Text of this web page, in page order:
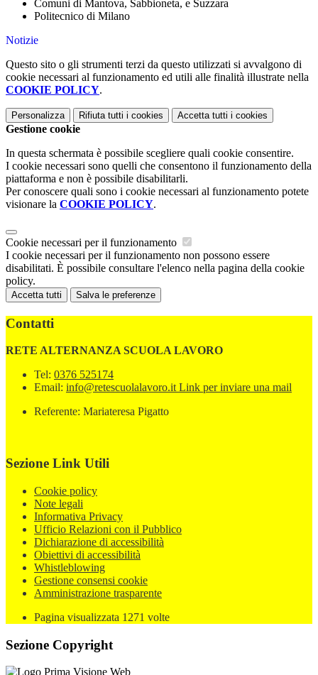
Comuni di Mantova, Sabbioneta, e Suzzara
Politecnico di Milano
Notizie
Questo sito o gli strumenti terzi da questo utilizzati si avvalgono di
cookie necessari al funzionamento ed utili alle finalità illustrate nella
COOKIE POLICY.
Personalizza Rifiuta tutti i cookies Accetta tutti i cookies
Gestione cookie
In questa schermata è possibile scegliere quali cookie consentire.
I cookie necessari sono quelli che consentono il funzionamento della
piattaforma e non è possibile disabilitarli.
Per conoscere quali sono i cookie necessari al funzionamento potete
visionare la COOKIE POLICY.
Cookie necessari per il funzionamento
I cookie necessari per il funzionamento non possono essere
disabilitati. È possibile consultare l'elenco nella pagina della cookie
policy.
Accetta tutti Salva le preferenze
Contatti
RETE ALTERNANZA SCUOLA LAVORO
Tel: 0376 525174
Email: info@retescuolalavoro.itLink per inviare una mail
Referente: Mariateresa Pigatto
Sezione Link Utili
Cookie policy
Note legali
Informativa Privacy
Ufficio Relazioni con il Pubblico
Dichiarazione di accessibilità
Obiettivi di accessibilità
Whistleblowing
Gestione consensi cookie
Amministrazione trasparente
Pagina visualizzata 1271 volte
Sezione Copyright